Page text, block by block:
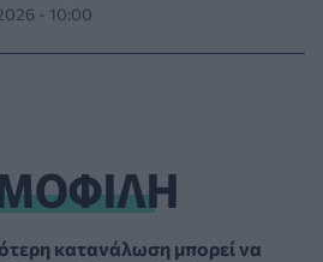
- 10:00
η μυωπία μετά την
νέες μελέτες
- 08:19κατανάλωση μπορεί να